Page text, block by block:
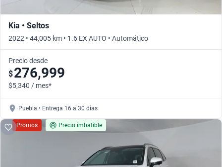
Kia • Seltos
2022 • 44,005 km • 1.6 EX AUTO • Automático
Precio desde
$276,999
$5,340 / mes*
Puebla • Entrega 16 a 30 días
Promos Precio imbatible